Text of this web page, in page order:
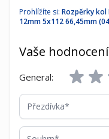
Prohlížíte si: Rozpěrky kol
12mm 5x112 66,45mm
Vaše
General:
Přezdívka
Souhrn